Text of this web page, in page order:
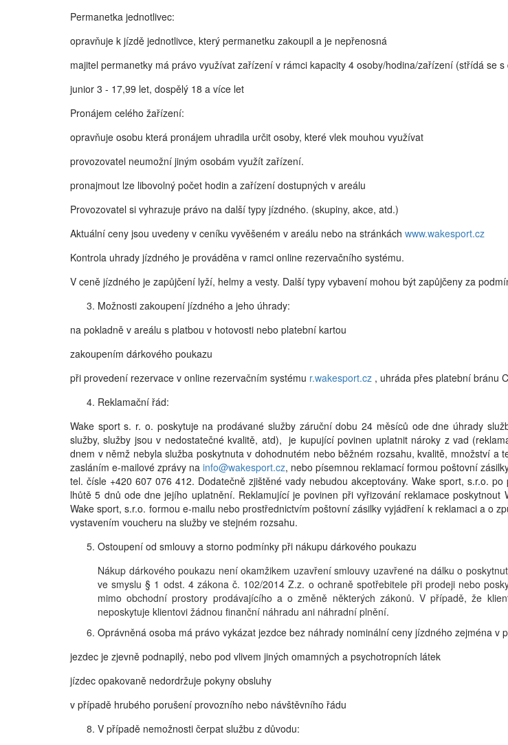
Permanetka jednotlivec:
opravňuje k jízdě jednotlivce, který permanetku zakoupil a je nepřenosná
majitel permanetky má právo využívat zařízení v rámci kapacity 4 osoby/hodina/zařízení (střídá se s
junior 3 - 17,99 let, dospělý 18 a více let
Pronájem celého žařízení:
opravňuje osobu která pronájem uhradila určit osoby, které vlek mouhou využívat
provozovatel neumožní jiným osobám využít zařízení.
pronajmout lze libovolný počet hodin a zařízení dostupných v areálu
Provozovatel si vyhrazuje právo na další typy jízdného. (skupiny, akce, atd.)
Aktuální ceny jsou uvedeny v ceníku vyvěšeném v areálu nebo na stránkách www.wakesport.cz
Kontrola uhrady jízdného je prováděna v ramci online rezervačního systému.
V ceně jízdného je zapůjčení lyží, helmy a vesty. Další typy vybavení mohou být zapůjčeny za
Možnosti zakoupení jízdného a jeho úhrady:
na pokladně v areálu s platbou v hotovosti nebo platební kartou
zakoupením dárkového poukazu
při provedení rezervace v online rezervačním systému r.wakesport.cz , uhráda přes platební bránu
Reklamační řád:
Wake sport s. r. o. poskytuje na prodávané služby záruční dobu 24 měsíců ode dne úhrady
služby, služby jsou v nedostatečné kvalitě, atd), je kupující povinen uplatnit nároky z vad
dnem v němž nebyla služba poskytnuta v dohodnutém nebo běžném rozsahu, kvalitě, množství
zasláním e-mailové zprávy na info@wakesport.cz, nebo písemnou reklamací formou poštovní
tel. čísle +420 607 076 412. Dodatečně zjištěné vady nebudou akceptovány. Wake sport, s.r.o.
lhůtě 5 dnů ode dne jejího uplatnění. Reklamující je povinen při vyřizování reklamace
Wake sport, s.r.o. formou e-mailu nebo prostřednictvím poštovní zásilky vyjádření k reklamaci a o
vystavením voucheru na služby ve stejném rozsahu.
Ostoupení od smlouvy a storno podmínky při nákupu dárkového poukazu
Nákup dárkového poukazu není okamžikem uzavření smlouvy uzavřené na dálku o
ve smyslu § 1 odst. 4 zákona č. 102/2014 Z.z. o ochraně spotřebitele při prodeji nebo
mimo obchodní prostory prodávajícího a o změně některých zákonů. V případě, že
neposkytuje klientovi žádnou finanční náhradu ani náhradní plnění.
Oprávněná osoba má právo vykázat jezdce bez náhrady nominální ceny jízdného zejména v
jezdec je zjevně podnapilý, nebo pod vlivem jiných omamných a psychotropních látek
jízdec opakovaně nedordržuje pokyny obsluhy
v případě hrubého porušení provozního nebo návštěvního řádu
V případě nemožnosti čerpat službu z důvodu: